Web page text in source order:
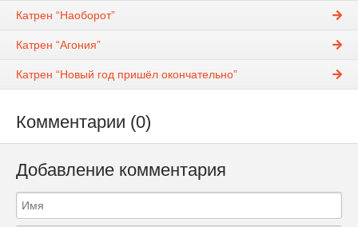
Катрен “Наоборот”
Катрен “Агония”
Катрен “Новый год пришёл окончательно”
Комментарии (0)
Добавление комментария